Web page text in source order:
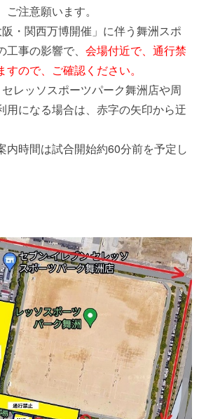
注意願います。
阪・関西万博開催」に伴う舞洲スポ
事の影響で、 会場付近で、通行禁
ので、ご確認ください。
レッソスポーツパーク舞洲店や周
用になる場合は、赤字の矢印から迂
内時間は試合開始約60分前を予定し